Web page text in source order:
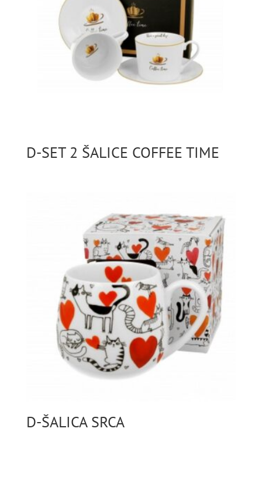
D-SET 2 ŠALICE COFFEE TIME
D-ŠALICA SRCA